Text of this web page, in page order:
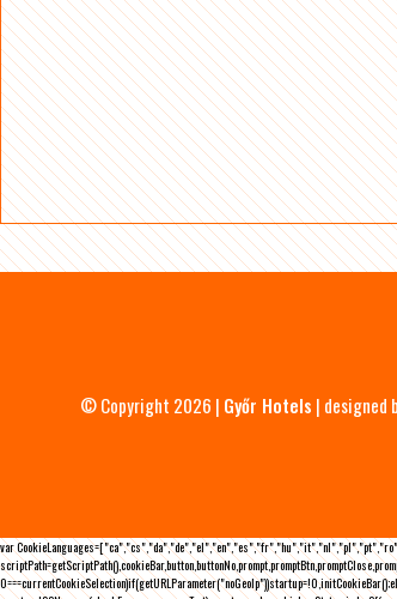
© Copyright 2026 | Győr Hotels | designed
var